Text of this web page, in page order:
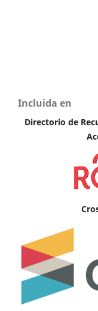
Incluida en
Directorio de